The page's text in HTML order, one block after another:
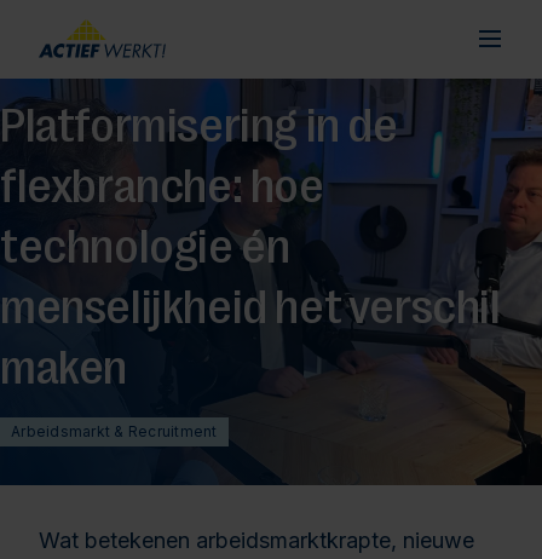
Platformisering in de
flexbranche: hoe
technologie én
menselijkheid het verschil
maken
Arbeidsmarkt & Recruitment
Wat betekenen arbeidsmarktkrapte, nieuwe